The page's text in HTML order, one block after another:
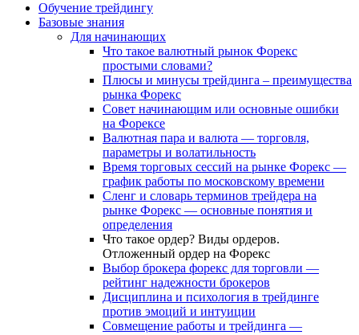
Обучение трейдингу
Базовые знания
Для начинающих
Что такое валютный рынок Форекс
простыми словами?
Плюсы и минусы трейдинга – преимущества
рынка Форекс
Совет начинающим или основные ошибки
на Форексе
Валютная пара и валюта — торговля,
параметры и волатильность
Время торговых сессий на рынке Форекс —
график работы по московскому времени
Сленг и словарь терминов трейдера на
рынке Форекс — основные понятия и
определения
Что такое ордер? Виды ордеров.
Отложенный ордер на Форекс
Выбор брокера форекс для торговли —
рейтинг надежности брокеров
Дисциплина и психология в трейдинге
против эмоций и интуиции
Совмещение работы и трейдинга —